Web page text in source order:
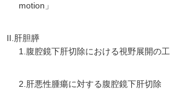
motion」
II.肝胆膵
1.腹腔鏡下肝切除における視野展開の
2.肝悪性腫瘍に対する腹腔鏡下肝切除